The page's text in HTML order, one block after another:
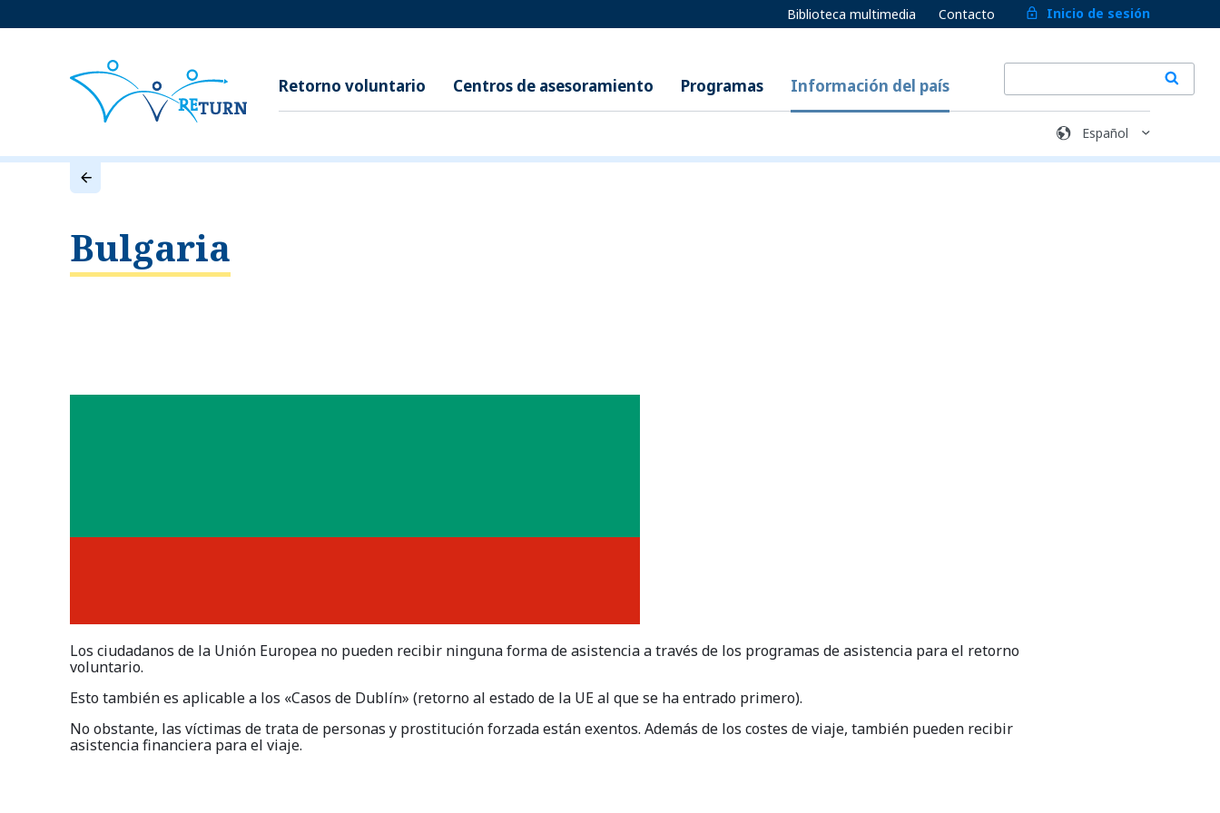
Biblioteca multimedia Contacto Inicio de sesión
Retorno voluntario Centros de asesoramiento Programas Información del país
Bulgaria
Los ciudadanos de la Unión Europea no pueden recibir ninguna forma de asistencia a través de los programas de asistencia para el retorno
voluntario.
Esto también es aplicable a los «Casos de Dublín» (retorno al estado de la UE al que se ha entrado primero).
No obstante, las víctimas de trata de personas y prostitución forzada están exentos. Además de los costes de viaje, también pueden recibir
asistencia financiera para el viaje.